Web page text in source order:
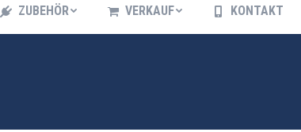
ZUBEHÖR VERKAUF KONTAKT